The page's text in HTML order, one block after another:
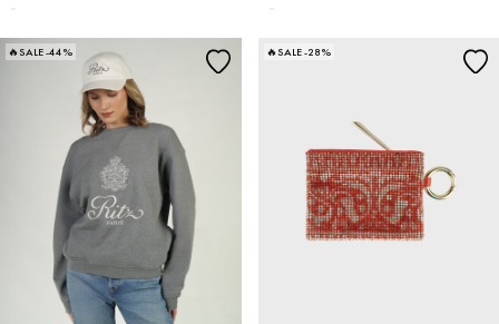
🔥SALE -44% 🔥SALE -28%